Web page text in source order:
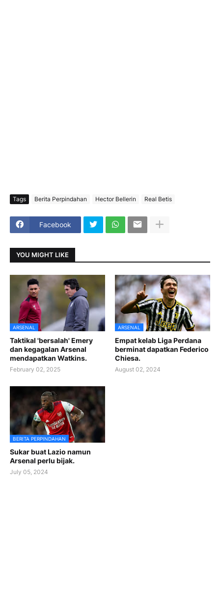
Tags Berita Perpindahan Hector Bellerin Real Betis
Facebook
YOU MIGHT LIKE
ARSENAL
Taktikal 'bersalah' Emery
dan kegagalan Arsenal
mendapatkan Watkins.
February 02, 2025
ARSENAL
Empat kelab Liga Perdana
berminat dapatkan Federico
Chiesa.
August 02, 2024
BERITA PERPINDAHAN
Sukar buat Lazio namun
Arsenal perlu bijak.
July 05, 2024